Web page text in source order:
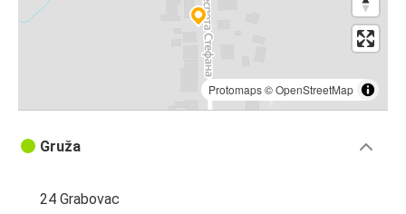
Protomaps©OpenStreetMap
Gruža
24 Grabovac